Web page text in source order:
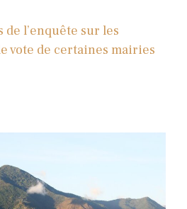
de l’enquête sur les
vote de certaines mairies